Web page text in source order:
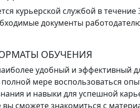
курьерской службой в
документы
ОБУЧЕНИЯ
удобный и эффективный
мере воспользоваться
и навыки для успешной
вы сможете знакомиться с